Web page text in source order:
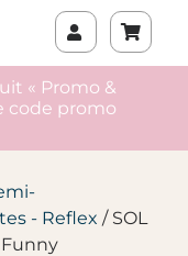
« Promo &
code promo
- Reflex / SOL